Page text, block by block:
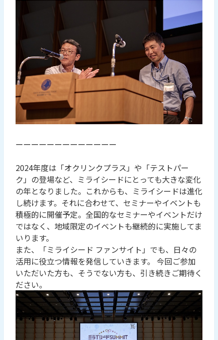
ーーーーーーーーーーーーー
2024年度は「オクリンクプラス」や「テストパー
ク」の登場など、ミライシードにとっても大きな変化
の年となりました。これからも、ミライシードは進化
し続けます。それに合わせて、セミナーやイベントも
積極的に開催予定。全国的なセミナーやイベントだけ
ではなく、地域限定のイベントも継続的に実施してま
いります。
また、「ミライシード ファンサイト」でも、日々の
活用に役立つ情報を発信していきます。 今回ご参加
いただいた方も、そうでない方も、引き続きご期待く
ださい。